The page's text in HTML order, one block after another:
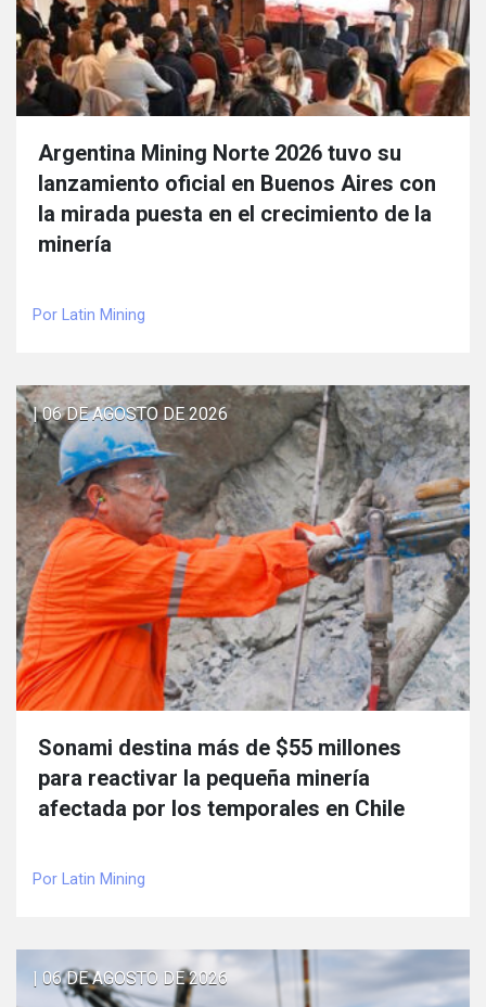
Argentina Mining Norte 2026 tuvo su
lanzamiento oficial en Buenos Aires con
la mirada puesta en el crecimiento de la
minería
Por Latin Mining
| 06 DE AGOSTO DE 2026
Sonami destina más de $55 millones
para reactivar la pequeña minería
afectada por los temporales en Chile
Por Latin Mining
| 06 DE AGOSTO DE 2026